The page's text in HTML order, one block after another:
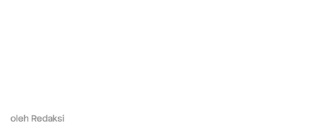
oleh Redaksi